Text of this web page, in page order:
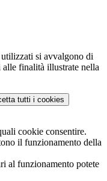
si avvalgono di
finalità illustrate nella
tutti i cookies
cookie consentire.
il funzionamento della
al funzionamento potete